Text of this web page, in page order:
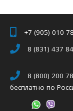
+7 (905) 010
8 (831) 437
8 (800) 200
бесплатно по